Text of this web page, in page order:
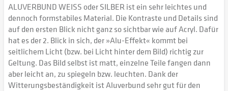
ALUVERBUND WEISS oder SILBER ist ein sehr leichtes und
dennoch formstabiles Material. Die Kontraste und Details sind
auf den ersten Blick nicht ganz so sichtbar wie auf Acryl. Dafür
hat es der 2. Blick in sich, der »Alu-Effekt« kommt bei
seitlichem Licht (bzw. bei Licht hinter dem Bild) richtig zur
Geltung. Das Bild selbst ist matt, einzelne Teile fangen dann
aber leicht an, zu spiegeln bzw. leuchten. Dank der
Witterungsbeständigkeit ist Aluverbund sehr gut für den